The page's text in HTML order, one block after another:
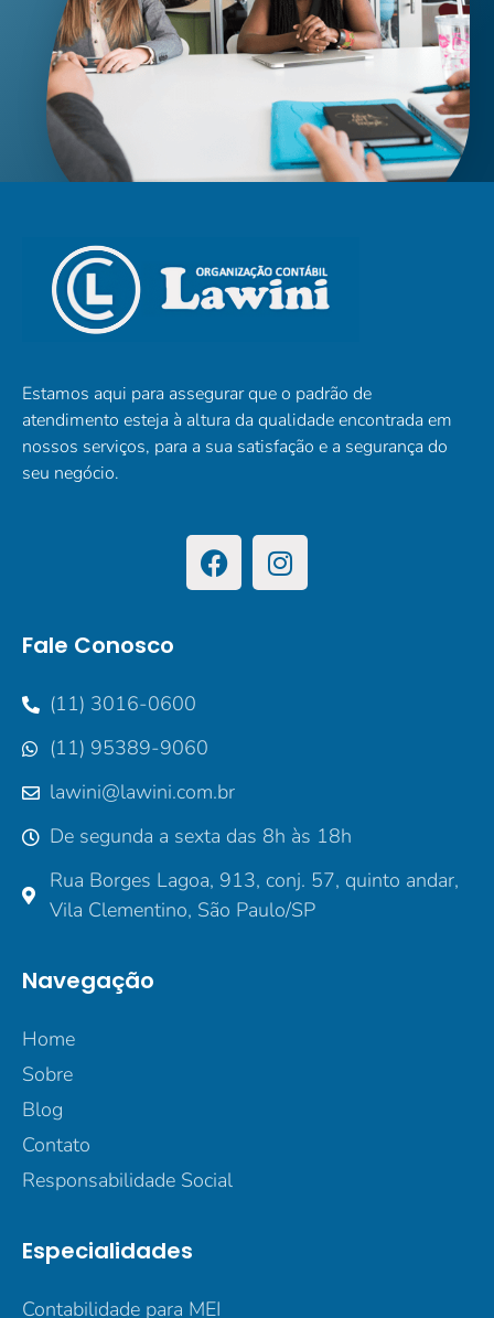
Estamos aqui para assegurar que o padrão de
atendimento esteja à altura da qualidade encontrada em
nossos serviços, para a sua satisfação e a segurança do
seu negócio.
Fale Conosco
(11) 3016-0600
(11) 95389-9060
lawini@lawini.com.br
De segunda a sexta das 8h às 18h
Rua Borges Lagoa, 913, conj. 57, quinto andar,
Vila Clementino, São Paulo/SP
Navegação
Home
Sobre
Blog
Contato
Responsabilidade Social
Especialidades
Contabilidade para MEI